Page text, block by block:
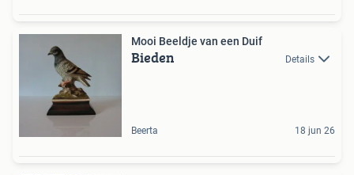
Mooi Beeldje van een Duif
Bieden Details
Beerta 18 jun 26